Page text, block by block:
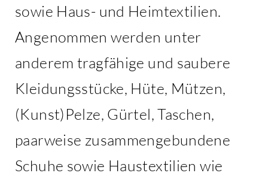
sowie Haus- und Heimtextilien.
Angenommen werden unter
anderem tragfähige und saubere
Kleidungsstücke, Hüte, Mützen,
(Kunst)Pelze, Gürtel, Taschen,
paarweise zusammengebundene
Schuhe sowie Haustextilien wie